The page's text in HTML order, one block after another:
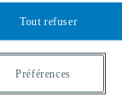
Tout refuser
Préférences